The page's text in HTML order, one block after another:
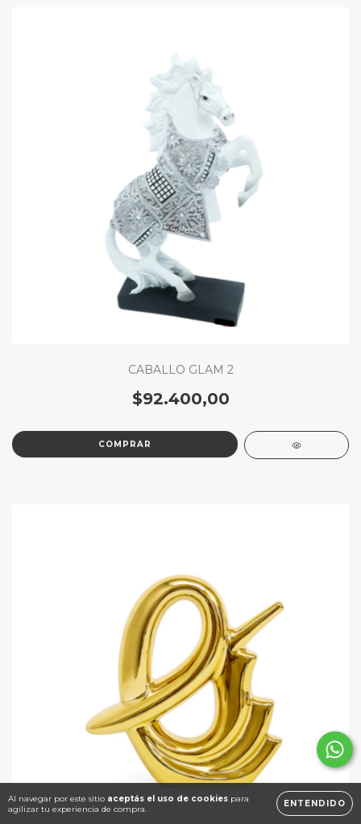
Al navegar por este sitio aceptás el uso de cookies para
agilizar tu experiencia de compra.
ENTENDIDO
CABALLO GLAM 2
$92.400,00